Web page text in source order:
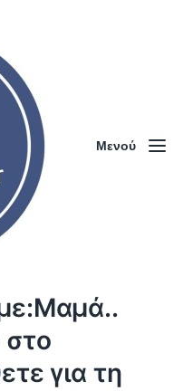
Μενού
για τη